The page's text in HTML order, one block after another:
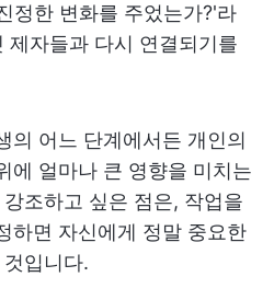
정한 변화를 주었는가?'라
제자들과 다시 연결되기를
의 어느 단계에서든 개인의
에 얼마나 큰 영향을 미치는
조하고 싶은 점은, 작업을
하면 자신에게 정말 중요한
입니다.